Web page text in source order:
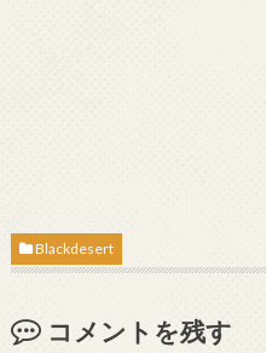
Blackdesert
コメントを残す